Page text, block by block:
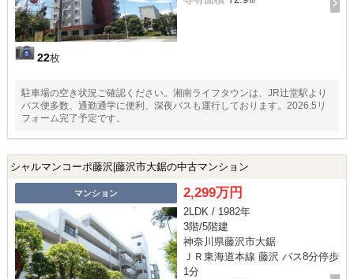
22枚
駐車場の空き状況ご確認ください。湘南ライフタウンは、JR辻堂駅より
バス便多数、通勤通学に便利、深夜バスも運行しております。2026.5リ
フォーム完了予定です。
シャルマンコーポ藤沢|藤沢市大鋸の中古マンション
マンション 2,299万円
2LDK / 1982年
3階/5階建
神奈川県藤沢市大鋸
ＪＲ東海道本線 藤沢 バス8分停歩
1分